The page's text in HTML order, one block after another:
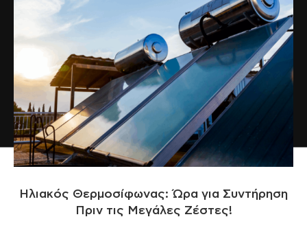
Ηλιακός Θερμοσίφωνας: Ώρα για Συντήρηση
Πριν τις Μεγάλες Ζέστες!